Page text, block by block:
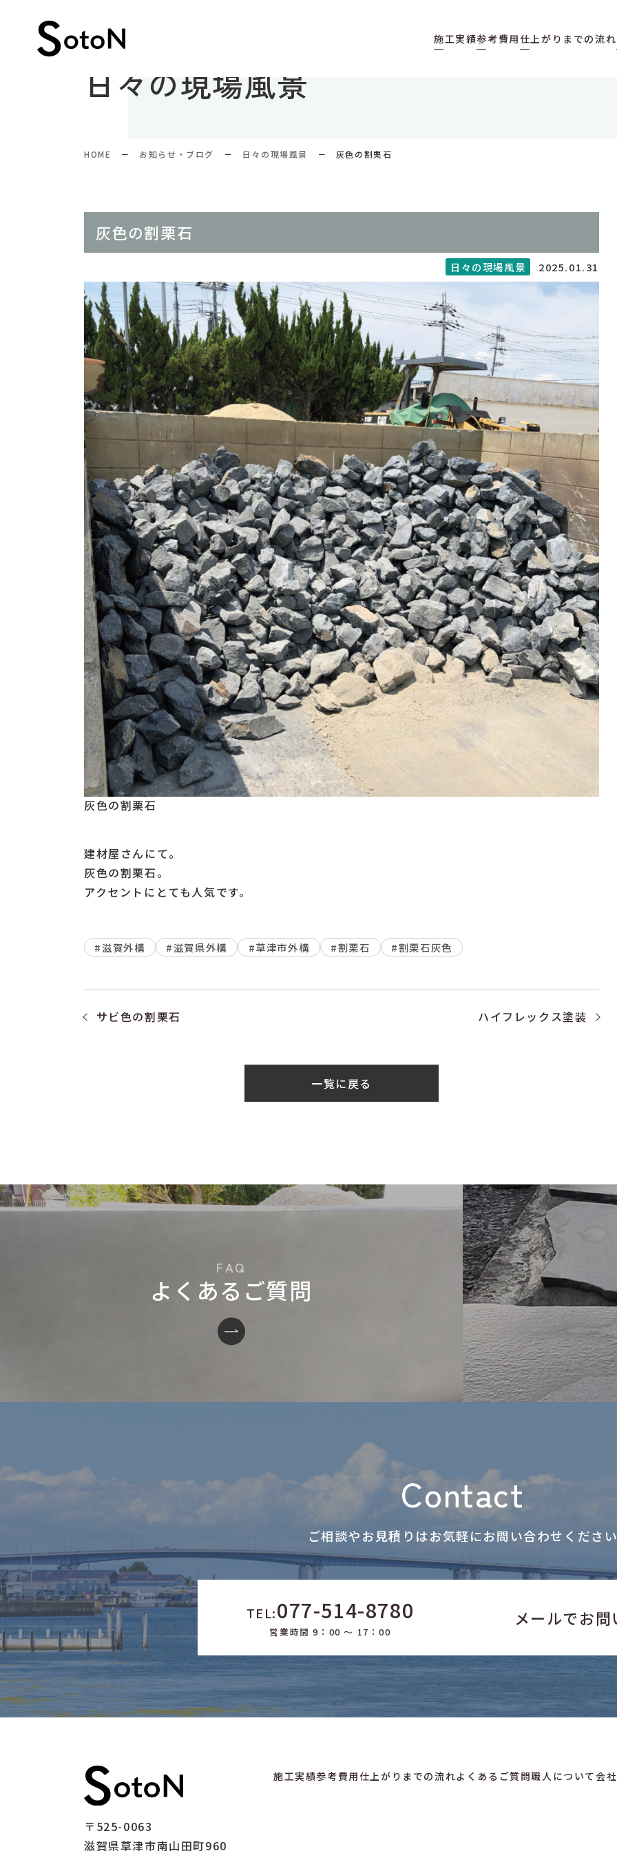
施工実績参考費用 仕上がりまでの流れ
日々の現場風景
HOME お知らせ・ブログ 日々の現場風景 灰色の割栗石
灰色の割栗石
日々の現場風景 2025.01.31
灰色の割栗石
建材屋さんにて。
灰色の割栗石。
アクセントにとても人気です。
#滋賀外構 #滋賀県外構 #草津市外構 #割栗石 #割栗石灰色
ハイフレックス塗装
サビ色の割栗石
一覧に戻る
よくあるご質問
Contact
ご相談やお見積りはお気軽にお問い合わせくださ
TEL:077-514-8780
営業時間 9：00 ～ 17：00
メールでお
〒525-0063
滋賀県草津市南山田町960
施工実績参考費用 仕上がりまでの流れよくあるご質問職人について会